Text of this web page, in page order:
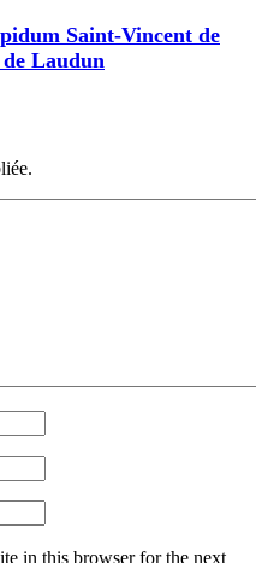
Saint-Vincent de
Laudun
in this browser for the next